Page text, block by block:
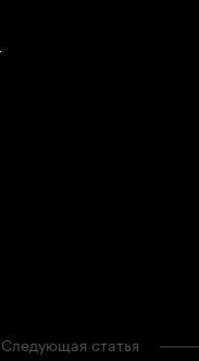
Следующая статья